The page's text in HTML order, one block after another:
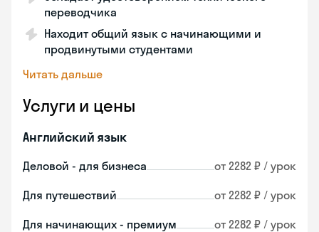
переводчика
Находит общий язык с начинающими и
продвинутыми студентами
Читать дальше
Услуги и цены
Английский язык
Деловой - для бизнеса от 2282 ₽ / урок
Для путешествий от 2282 ₽ / урок
Для начинающих - премиум от 2282 ₽ / урок